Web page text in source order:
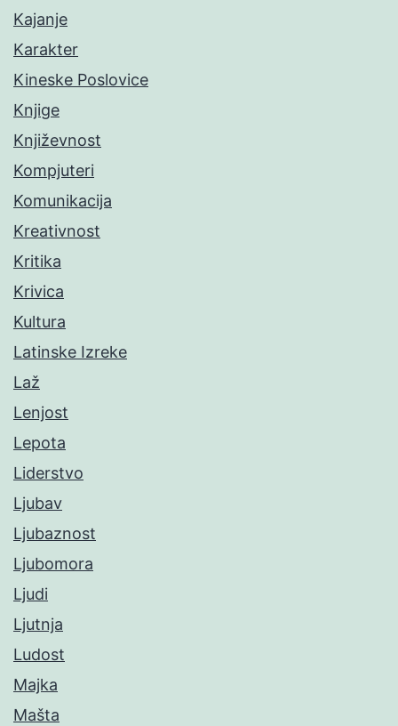
Kajanje
Karakter
Kineske Poslovice
Knjige
Književnost
Kompjuteri
Komunikacija
Kreativnost
Kritika
Krivica
Kultura
Latinske Izreke
Laž
Lenjost
Lepota
Liderstvo
Ljubav
Ljubaznost
Ljubomora
Ljudi
Ljutnja
Ludost
Majka
Mašta